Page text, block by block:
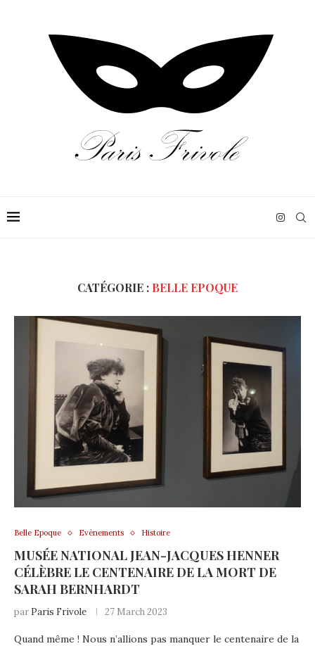
CATÉGORIE : BELLE EPOQUE
Belle Epoque Evènements Histoire
MUSÉE NATIONAL JEAN-JACQUES HENNER
CÉLÈBRE LE CENTENAIRE DE LA MORT DE
SARAH BERNHARDT
par Paris Frivole 27 March 2023
Quand même ! Nous n’allions pas manquer le centenaire de la